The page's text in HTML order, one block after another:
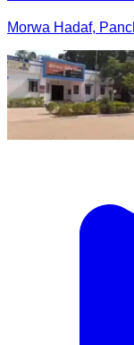
Morwa Hadaf,